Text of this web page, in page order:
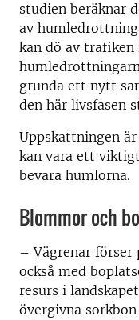
studien beräknar
av
kan dö av trafiken
grunda ett nytt
den här livsfasen
Uppskattningen
kan vara ett
bevara humlorna.
Blommor och
– Vägrenar
också med
resurs i
övergivna